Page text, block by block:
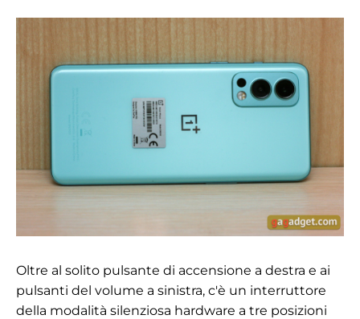
Oltre al solito pulsante di accensione a destra e ai
pulsanti del volume a sinistra, c'è un interruttore
della modalità silenziosa hardware a tre posizioni